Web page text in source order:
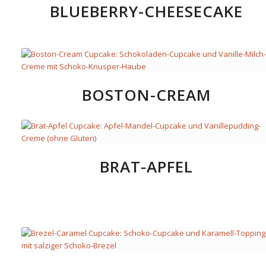
BLUEBERRY-CHEESECAKE
BOSTON-CREAM
BRAT-APFEL